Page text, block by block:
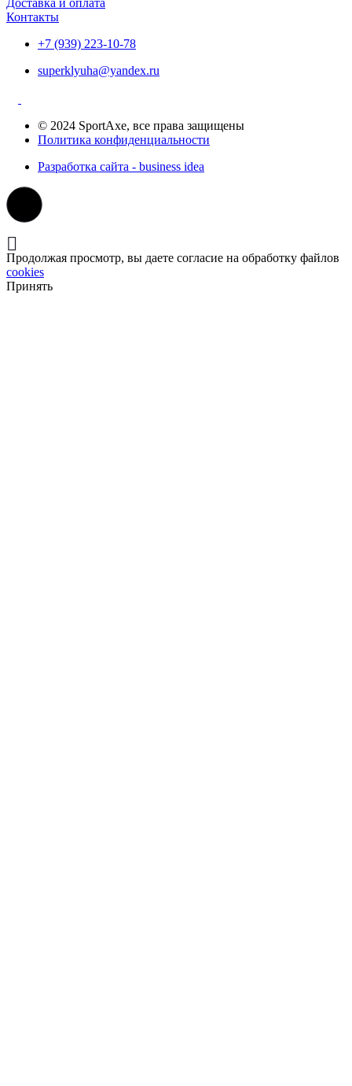
Доставка и оплата
Контакты
+7 (939) 223-10-78
superklyuha@yandex.ru
© 2024 SportAxe, все права защищены
Политика конфиденциальности
Разработка сайта - business idea
Продолжая просмотр, вы даете согласие на обработку файлов
cookies
Принять